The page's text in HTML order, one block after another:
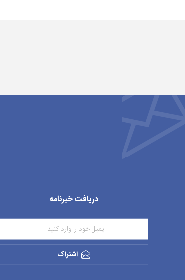
دریافت خبرنامه
اشتراک